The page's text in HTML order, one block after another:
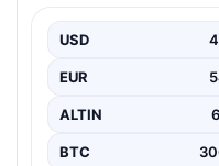
USD
EUR
ALTIN
BTC